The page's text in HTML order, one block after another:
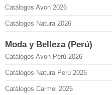
Catálogos Avon 2026
Catálogos Natura 2026
Moda y Belleza (Perú)
Catálogos Avon Perú 2026
Catálogos Natura Perú 2026
Catálogos Carmel 2026